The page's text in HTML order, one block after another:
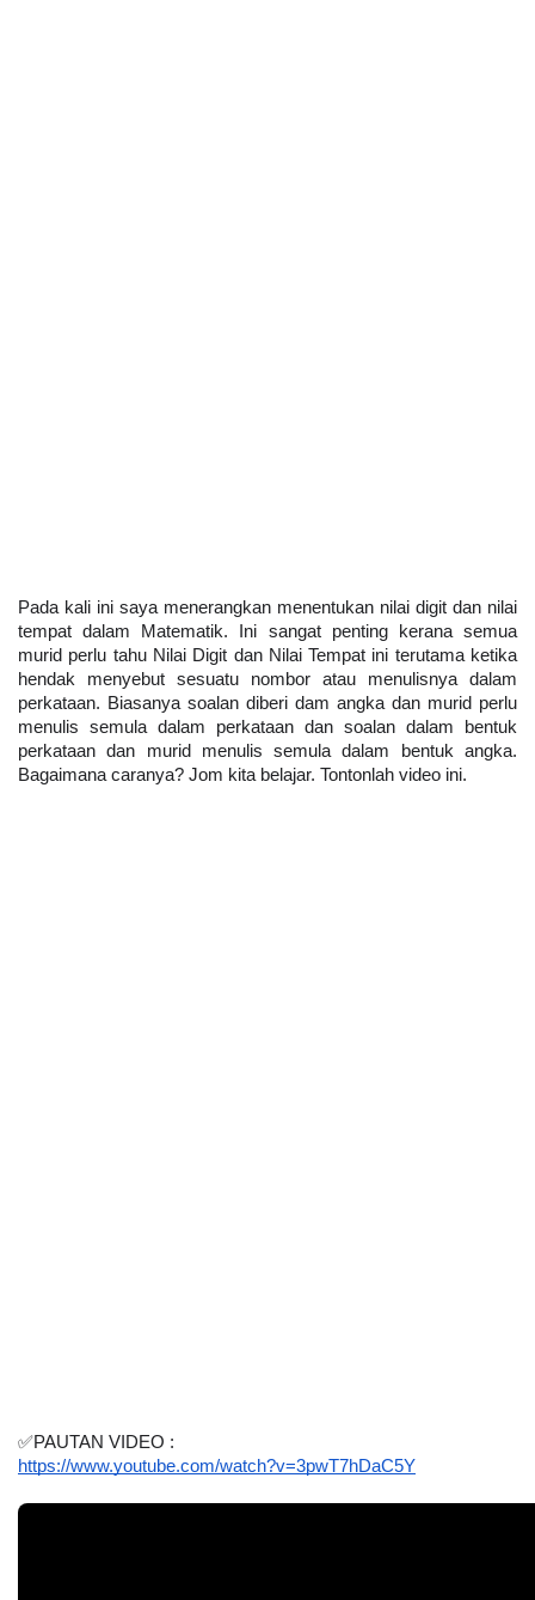
Pada kali ini saya menerangkan menentukan nilai digit dan nilai
tempat dalam Matematik. Ini sangat penting kerana semua
murid perlu tahu Nilai Digit dan Nilai Tempat ini terutama ketika
hendak menyebut sesuatu nombor atau menulisnya dalam
perkataan. Biasanya soalan diberi dam angka dan murid perlu
menulis semula dalam perkataan dan soalan dalam bentuk
perkataan dan murid menulis semula dalam bentuk angka.
Bagaimana caranya? Jom kita belajar. Tontonlah video ini.
✅PAUTAN VIDEO :
https://www.youtube.com/watch?v=3pwT7hDaC5Y